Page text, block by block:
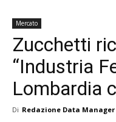
Mercato
Zucchetti
“Industria
Lombardia
Di Redazione Data